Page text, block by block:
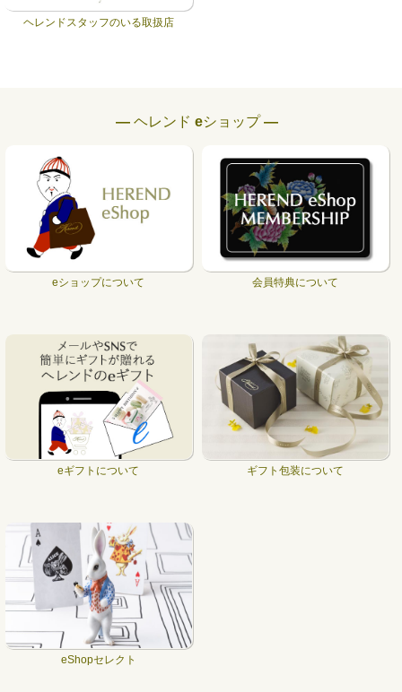
ヘレンドスタッフのいる取扱店
― ヘレンド eショップ ―
eショップについて 会員特典について
eギフトについて ギフト包装について
eShopセレクト